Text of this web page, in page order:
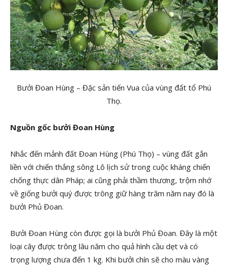
Bưởi Đoan Hùng – Đặc sản tiến Vua của vùng đất tổ Phú
Thọ.
Nguồn gốc bưởi Đoan Hùng
Nhắc đến mảnh đất Đoan Hùng (Phú Thọ) – vùng đất gắn
liền với chiến thắng sông Lô lịch sử trong cuộc kháng chiến
chống thực dân Pháp; ai cũng phải thầm thương, trộm nhớ
về giống bưởi quý được trông giữ hàng trăm năm nay đó là
bưởi Phủ Đoan.
Bưởi Đoan Hùng còn được gọi là bưởi Phủ Đoan. Đây là một
loại cây được trông lâu năm cho quả hình cầu dẹt và có
trọng lượng chưa đến 1 kg. Khi bưởi chín sẽ cho màu vàng